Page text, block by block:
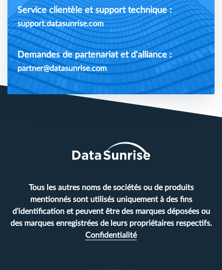
Service clientèle et support technique :
support.datasunrise.com
Demandes de partenariat et d'alliance :
partner@datasunrise.com
Tous les autres noms de sociétés ou de produits
mentionnés sont utilisés uniquement à des fins
d'identification et peuvent être des marques déposées ou
des marques enregistrées de leurs propriétaires respectifs.
Confidentialité